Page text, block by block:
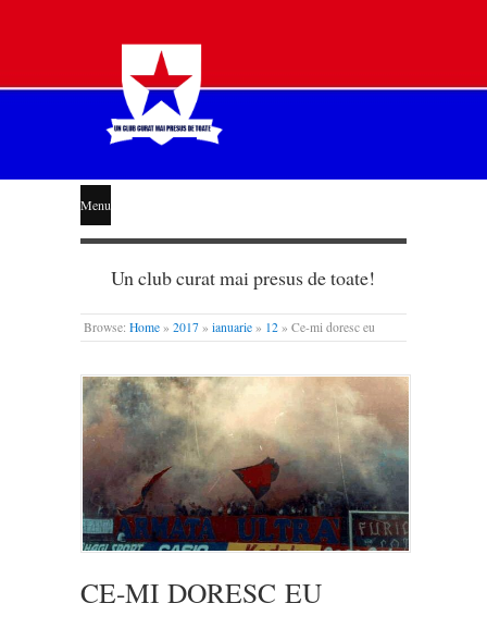
STEAUA
LIBERĂ
Menu
Un club curat mai presus de toate!
Browse: Home » 2017 » ianuarie » 12 » Ce-mi doresc eu
CE-MI DORESC EU